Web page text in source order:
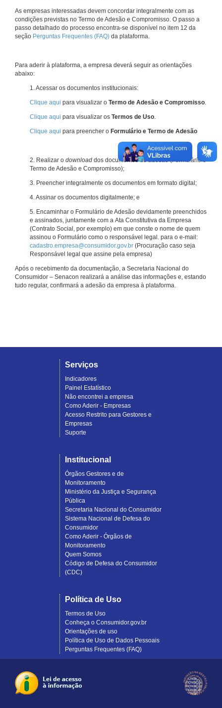
As empresas interessadas devem concordar integralmente com as
condições previstas no Termo de Adesão e Compromisso. O passo a
passo detalhado do processo encontra-se disponível no item 12 da
seção Perguntas Frequentes (FAQ) da plataforma.
Para aderir à plataforma, a empresa deverá seguir as orientações
abaixo:
1. Acessar os documentos institucionais:
Clique aqui para visualizar o Termo de Adesão e Compromisso.
Clique aqui para visualizar os Termos de Uso.
Clique aqui para preencher o Formulário e Termo de Adesão
2. Realizar o download dos documentos de adesão (Formulário e
Termo de Adesão e Compromisso);
3. Preencher integralmente os documentos em formato digital;
4. Assinar os documentos digitalmente; e
5. Encaminhar o Formulário de Adesão devidamente preenchidos
e assinados, juntamente com a Ata Constitutiva da Empresa
(Contrato Social, por exemplo) em que conste o nome de quem
assinou o Formulário como o responsável legal. para o e-mail:
cadastro.empresa@consumidor.gov.br (Procuração caso seja
Responsável legal que assine pela empresa)
Após o recebimento da documentação, a Secretaria Nacional do
Consumidor – Senacon realizará a análise das informações e, estando
tudo regular, confirmará a adesão da empresa à plataforma.
Serviços
Indicadores
Painel Estatístico
Não encontrei a empresa
Como Aderir - Empresas
Acesso Restrito para Gestores e
Empresas
Suporte
Institucional
Órgãos Gestores e de
Monitoramento
Ministério da Justiça e Segurança
Pública
Secretaria Nacional do Consumidor
Sistema Nacional de Defesa do
Consumidor
Como Aderir - Órgãos de
Monitoramento
Quem Somos
Código de Defesa do Consumidor
(CDC)
Política de Uso
Termos de Uso
Conheça o Consumidor.gov.br
Orientações de uso
Política de Uso de Dados Pessoais
Perguntas Frequentes (FAQ)